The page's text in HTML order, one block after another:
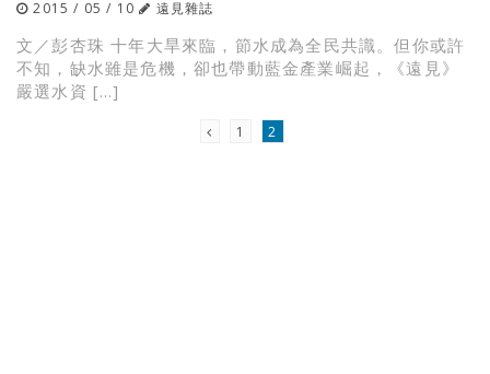
2015 / 05 / 10 遠見雜誌
文／彭杏珠 十年大旱來臨，節水成為全民共識。但你或許
不知，缺水雖是危機，卻也帶動藍金產業崛起，《遠見》
嚴選水資 […]
1 2